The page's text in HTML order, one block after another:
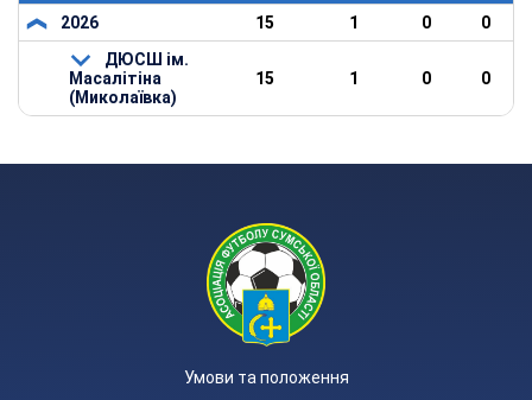
2026
15 1 0
0
ДЮСШ ім.
Масалітіна
(Миколаївка)
15 1 0 0
Умови та положення